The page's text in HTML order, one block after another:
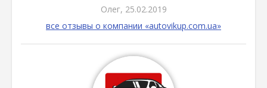
Олег, 25.02.2019
все отзывы о компании «autovikup.com.ua»